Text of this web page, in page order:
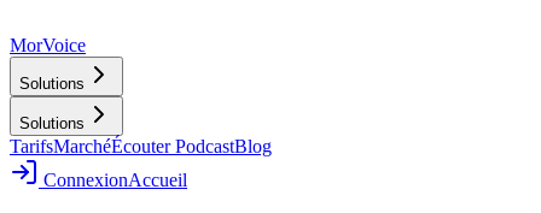
MorVoice
Solutions
Solutions
TarifsMarchéÉcouter PodcastBlog
ConnexionAccueil